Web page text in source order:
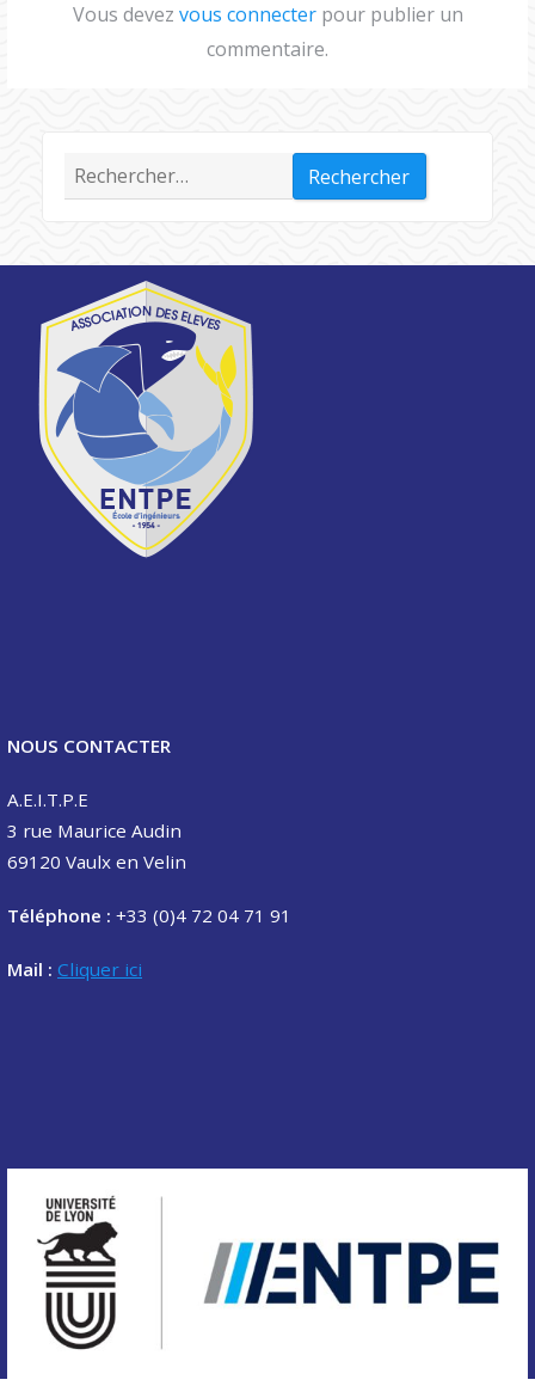
Vous devez vous connecterpour publier un
commentaire.
Rechercher :
NOUS CONTACTER
A.E.I.T.P.E
3 rue Maurice Audin
69120 Vaulx en Velin
Téléphone : +33 (0)4 72 04 71 91
Mail : Cliquer ici